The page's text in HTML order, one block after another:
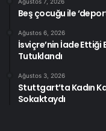
Beş çocuğu ile
Ağustos 6, 2026
İsviçre’nin İade Ettiği
Tutuklandı
Ağustos 3, 2026
Stuttgart’ta Kadın
Sokaktaydı